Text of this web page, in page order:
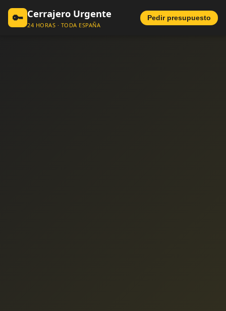
🔑 Cerrajero Urgente
24 HORAS · TODA ESPAÑA
Pedir presupuesto